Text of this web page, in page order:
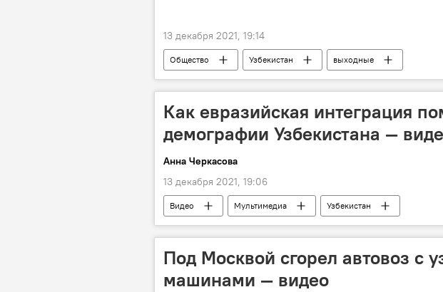
13 декабря 2021, 19:14
Общество Узбекистан выходные
Как евразийская интеграция
демографии Узбекистана —
Анна Черкасова
13 декабря 2021, 19:06
Видео Мультимедиа
Узбекистан
Узбекистан и ЕАЭС: перспективы возможной интеграции
Под Москвой сгорел автовоз с
машинами — видео